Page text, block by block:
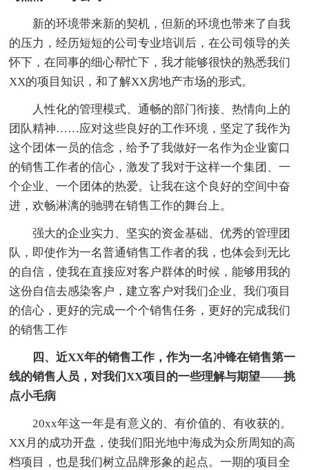
新的环境带来新的契机，但新的环境也带来了自我
的压力，经历短短的公司专业培训后，在公司领导的关
怀下，在同事的细心帮忙下，我才能够很快的熟悉我们
XX的项目知识，和了解XX房地产市场的形式。
人性化的管理模式、通畅的部门衔接、热情向上的
团队精神……应对这些良好的工作环境，坚定了我作为
这个团体一员的信念，给予了我做好一名作为企业窗口
的销售工作者的信心，激发了我对于这样一个集团、一
个企业、一个团体的热爱。让我在这个良好的空间中奋
进，欢畅淋漓的驰骋在销售工作的舞台上。
强大的企业实力、坚实的资金基础、优秀的管理团
队，即使作为一名普通销售工作者的我，也体会到无比
的自信，使我在直接应对客户群体的时候，能够用我的
这份自信去感染客户，建立客户对我们企业、我们项目
的信心，更好的完成一个个销售任务，更好的完成我们
的销售工作
四、近XX年的销售工作，作为一名冲锋在销售第一
线的销售人员，对我们XX项目的一些理解与期望——挑
点小毛病
20xx年这一年是有意义的、有价值的、有收获的。
XX月的成功开盘，使我们阳光地中海成为众所周知的高
档项目，也是我们树立品牌形象的起点。一期的项目全